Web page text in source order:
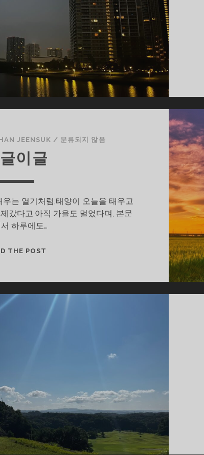
JEENSUK / 분류되지 않음
이글
는 열기처럼,태양이 오늘을 태우고
갔다고,아직 가을도 멀었다며, 본문
하루에도…
THE POST